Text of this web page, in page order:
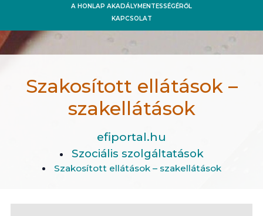
A HONLAP AKADÁLYMENTESSÉGÉRŐL
KAPCSOLAT
Szakosított ellátások –
szakellátások
efiportal.hu
Szociális szolgáltatások
Szakosított ellátások – szakellátások